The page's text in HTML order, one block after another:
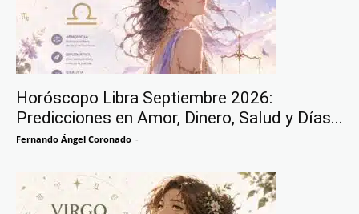
Horóscopo Libra Septiembre 2026:
Predicciones en Amor, Dinero, Salud y Días...
Fernando Ángel Coronado -